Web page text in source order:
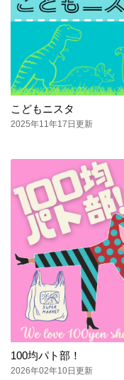
こどもニスタ
2025年11年17日更新
100均パト部！
2026年02年10日更新